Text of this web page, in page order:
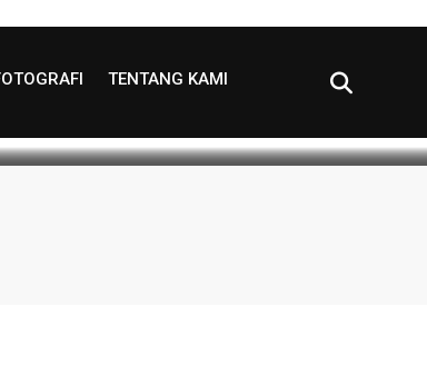
TENTANG KAMI